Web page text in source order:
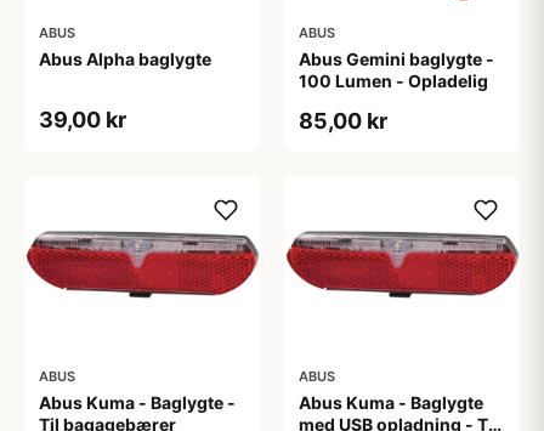
ABUS
Abus Alpha baglygte
39,00 kr
ABUS
Abus Gemini baglygte -
100 Lumen - Opladelig
85,00 kr
ABUS
Abus Kuma - Baglygte -
Til bagagebærer
ABUS
Abus Kuma - Baglygte
med USB opladning - Til